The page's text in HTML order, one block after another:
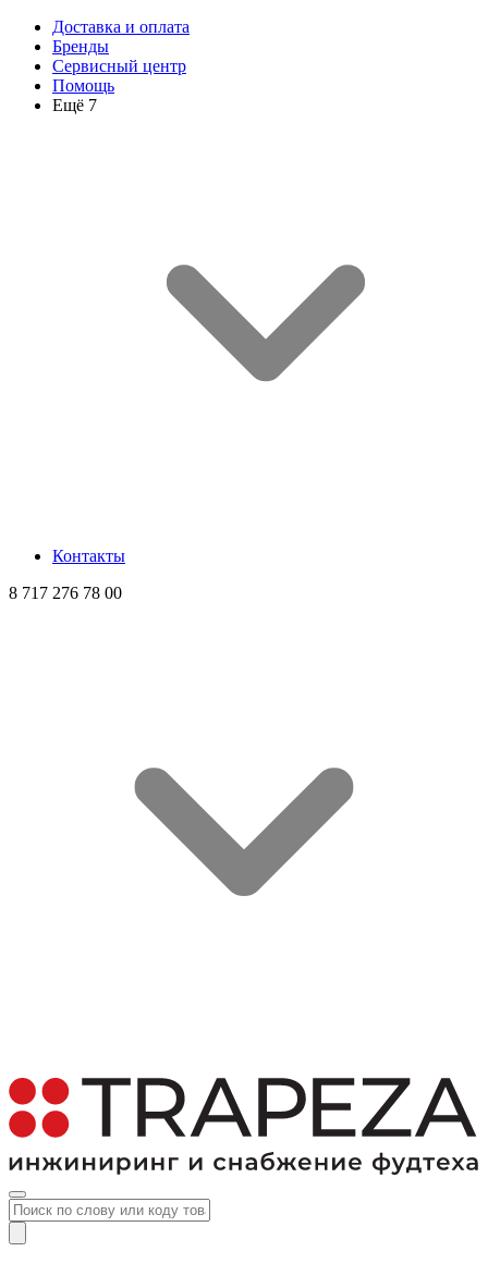
Доставка и оплата
Бренды
Сервисный центр
Помощь
Ещё 7
Контакты
8 717 276 78 00